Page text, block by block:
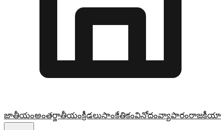
జాతీయంఅంతర్జాతీయంక్రీడలుసాంకేతికంవినోదంవ్యాపారం